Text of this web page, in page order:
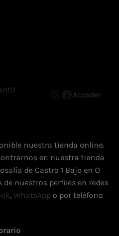
Acceder
nuestra tienda online.
en nuestra tienda
de Castro 1 Bajo en O
de nuestros perfiles en redes
, WhatsApp o por teléfono